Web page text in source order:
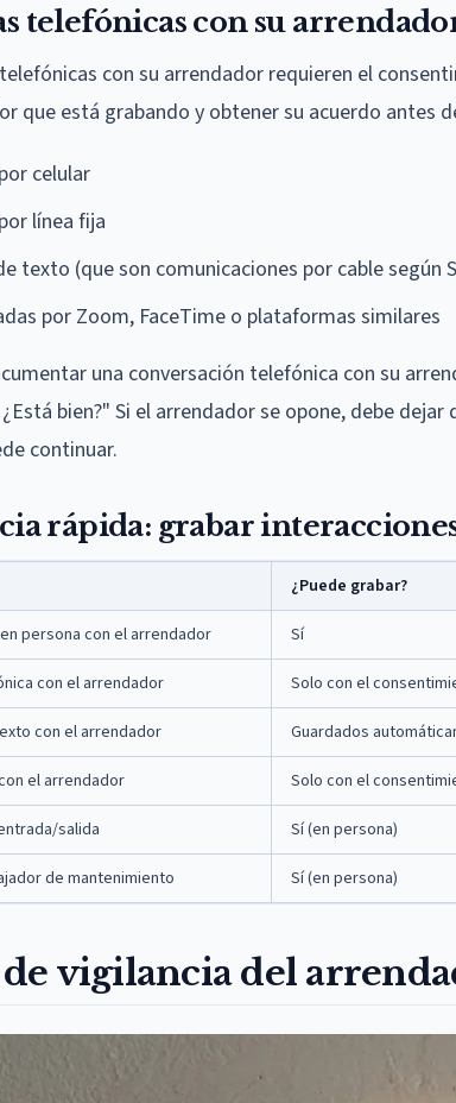
telefónicas con su
con su arrendador requieren el
que está grabando y obtener su acuerdo antes
celular
línea fija
texto (que son comunicaciones por cable según
por Zoom, FaceTime o plataformas similares
una conversación telefónica con su
bien?" Si el arrendador se opone, debe
continuar.
rápida: grabar
¿Puede grabar?
persona con el arrendador Sí
con el arrendador Solo con el
con el arrendador Guardados
el arrendador Solo con el
salida Sí (en persona)
de mantenimiento Sí (en persona)
de vigilancia del